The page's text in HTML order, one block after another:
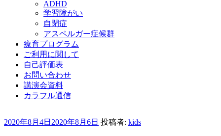
ADHD
学習障がい
自閉症
アスペルガー症候群
療育プログラム
ご利用に関して
自己評価表
お問い合わせ
講演会資料
カラフル通信
投
2020年8月4日 2020年8月6日 投稿者: kids